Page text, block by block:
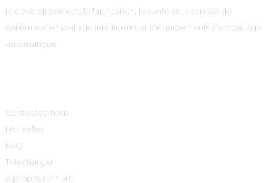
le développement, la fabrication, la vente et le service de
systèmes d'emballage intelligents et d'équipements d'emballage
automatique.
Contactez-nous
Nouvelles
FAQ
Télécharger
À propos de nous